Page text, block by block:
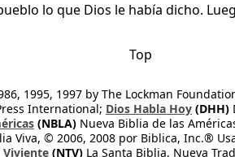
lo que Dios le había dicho.
Top
1995, 1997 by The Lockman
International; Dios Habla Hoy (DHH)
(NBLA) Nueva Biblia de las
Viva, © 2006, 2008 por Biblica, Inc.®
Viviente (NTV) La Santa Biblia, Nueva